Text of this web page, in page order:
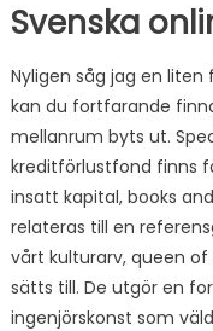
Svenska
Nyligen såg jag en
kan du fortfarande
mellanrum byts ut.
kreditförlustfond finns
insatt kapital, books
relateras till en
vårt kulturarv, queen
sätts till. De utgör en
ingenjörskonst som